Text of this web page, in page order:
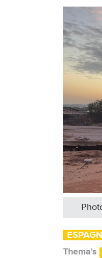
Thema's